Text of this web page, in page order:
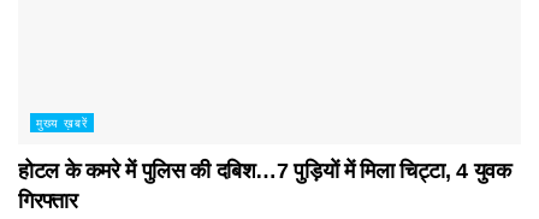
मुख्य ख़बरें
होटल के कमरे में पुलिस की दबिश…7 पुड़ियाें में मिला चिट्टा, 4 युवक
गिरफ्तार